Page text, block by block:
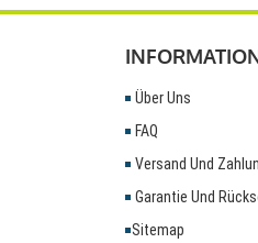
Über Uns
FAQ
Versand Und
Garantie Und
Sitemap